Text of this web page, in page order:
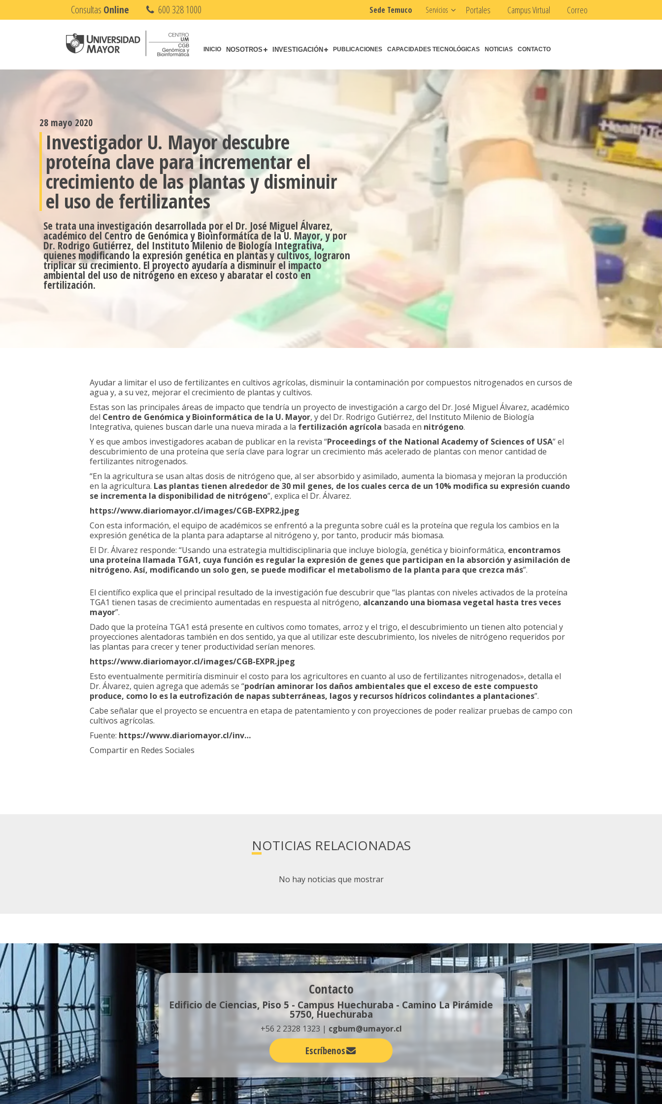
Consultas Online 600 328 1000 Sede Temuco Servicios Portales Campus Virtual Correo
INICIO NOSOTROS INVESTIGACIÓN PUBLICACIONES CAPACIDADES TECNOLÓGICAS NOTICIAS CONTACTO
28 mayo 2020
Investigador U. Mayor descubre
proteína clave para incrementar el
crecimiento de las plantas y disminuir
el uso de fertilizantes
Se trata una investigación desarrollada por el Dr. José Miguel Álvarez,
académico del Centro de Genómica y Bioinformática de la U. Mayor, y por
Dr. Rodrigo Gutiérrez, del Instituto Milenio de Biología Integrativa,
quienes modificando la expresión genética en plantas y cultivos, lograron
triplicar su crecimiento. El proyecto ayudaría a disminuir el impacto
ambiental del uso de nitrógeno en exceso y abaratar el costo en
fertilización.
Ayudar a limitar el uso de fertilizantes en cultivos agrícolas, disminuir la contaminación por compuestos nitrogenados en cursos de
agua y, a su vez, mejorar el crecimiento de plantas y cultivos.
Estas son las principales áreas de impacto que tendría un proyecto de investigación a cargo del Dr. José Miguel Álvarez, académico
del Centro de Genómica y Bioinformática de la U. Mayor, y del Dr. Rodrigo Gutiérrez, del Instituto Milenio de Biología
Integrativa, quienes buscan darle una nueva mirada a la fertilización agrícola basada en nitrógeno.
Y es que ambos investigadores acaban de publicar en la revista “Proceedings of the National Academy of Sciences of USA” el
descubrimiento de una proteína que sería clave para lograr un crecimiento más acelerado de plantas con menor cantidad de
fertilizantes nitrogenados.
“En la agricultura se usan altas dosis de nitrógeno que, al ser absorbido y asimilado, aumenta la biomasa y mejoran la producción
en la agricultura. Las plantas tienen alrededor de 30 mil genes, de los cuales cerca de un 10% modifica su expresión cuando
se incrementa la disponibilidad de nitrógeno”, explica el Dr. Álvarez.
https://www.diariomayor.cl/images/CGB-EXPR2.jpeg
Con esta información, el equipo de académicos se enfrentó a la pregunta sobre cuál es la proteína que regula los cambios en la
expresión genética de la planta para adaptarse al nitrógeno y, por tanto, producir más biomasa.
El Dr. Álvarez responde: “Usando una estrategia multidisciplinaria que incluye biología, genética y bioinformática, encontramos
una proteína llamada TGA1, cuya función es regular la expresión de genes que participan en la absorción y asimilación de
nitrógeno.Así, modificando un solo gen, se puede modificar el metabolismo de la planta para que crezca más”.
El científico explica que el principal resultado de la investigación fue descubrir que “las plantas con niveles activados de la proteína
TGA1 tienen tasas de crecimiento aumentadas en respuesta al nitrógeno, alcanzando una biomasa vegetal hasta tres veces
mayor”.
Dado que la proteína TGA1 está presente en cultivos como tomates, arroz y el trigo, el descubrimiento un tienen alto potencial y
proyecciones alentadoras también en dos sentido, ya que al utilizar este descubrimiento, los niveles de nitrógeno requeridos por
las plantas para crecer y tener productividad serían menores.
https://www.diariomayor.cl/images/CGB-EXPR.jpeg
Esto eventualmente permitiría disminuir el costo para los agricultores en cuanto al uso de fertilizantes nitrogenados», detalla el
Dr. Álvarez, quien agrega que además se “podrían aminorar los daños ambientales que el exceso de este compuesto
produce, como lo es la eutrofización de napas subterráneas, lagos y recursos hídricos colindantes a plantaciones”.
Cabe señalar que el proyecto se encuentra en etapa de patentamiento y con proyecciones de poder realizar pruebas de campo con
cultivos agrícolas.
Fuente: https://www.diariomayor.cl/inv…
Compartir en Redes Sociales
NOTICIAS RELACIONADAS
No hay noticias que mostrar
Contacto
Edificio de Ciencias, Piso 5 - Campus Huechuraba - Camino La Pirámide
5750, Huechuraba
+56 2 2328 1323 | cgbum@umayor.cl
Escríbenos